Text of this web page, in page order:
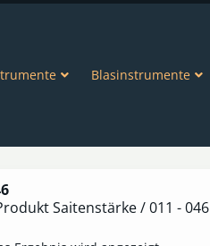
Blasinstrumente
Saitenstärke / 011 - 046